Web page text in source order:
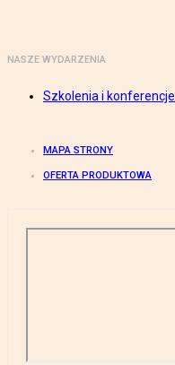
NASZE WYDARZENIA
Szkolenia i konferencje
MAPA STRONY
OFERTA PRODUKTOWA